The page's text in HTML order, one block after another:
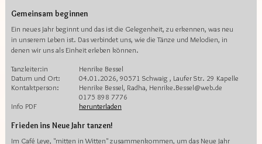
Gemeinsam beginnen
Ein neues Jahr beginnt und das ist die Gelegenheit, zu erkennen, was neu
in unserem Leben ist. Das verbindet uns, wie die Tänze und Melodien, in
denen wir uns als Einheit erleben können.
Tanzleiter:in
Henrike Bessel
Datum und Ort:
04.01.2026, 90571 Schwaig , Laufer Str. 29 Kapelle
Kontaktperson:
Henrike Bessel, Radha, Henrike.Bessel@web.de
0175 898 7776
Info PDF
herunterladen
Frieden ins Neue Jahr tanzen!
Im Café Leye, "mitten in Witten" zusammenkommen, um das Neue Jahr